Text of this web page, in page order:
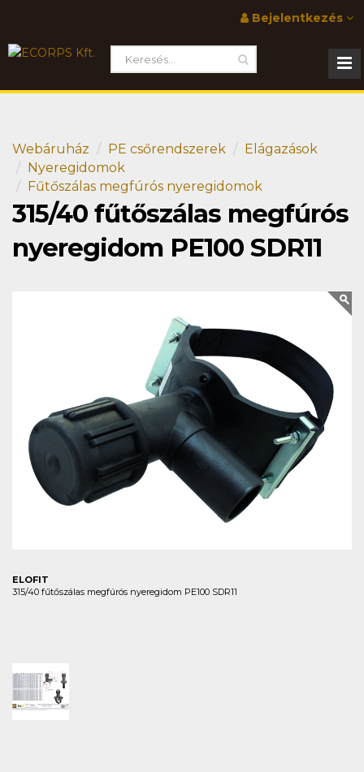
Bejelentkezés
Webáruház PE csőrendszerek
Elágazások
Nyeregidomok
Fűtőszálas megfúrós nyeregidomok
315/40 fűtőszálas megfúrós
nyeregidom PE100 SDR11
ELOFIT
315/40 fűtőszálas megfúrós nyeregidom PE100 SDR11